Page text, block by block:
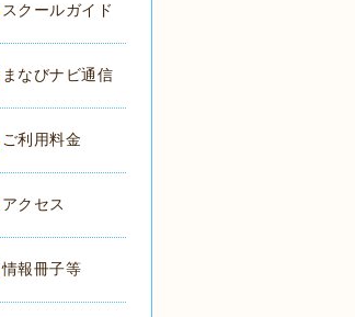
スクールガイド
まなびナビ通信
ご利用料金
アクセス
情報冊子等